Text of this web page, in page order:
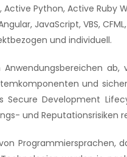
Python, Active Ruby
JavaScript, VBS,
und individuell.
und
Secure Development
und Reputationsrisiken
Programmiersprachen,